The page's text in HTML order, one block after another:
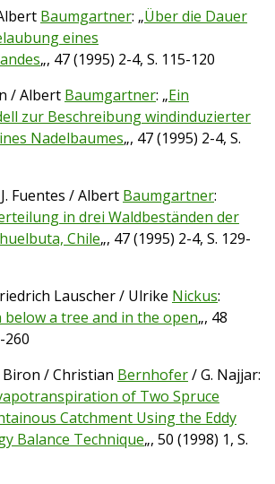
Baumgartner: „Über die Dauer
eines
„, 47 (1995) 2-4, S. 115-120
/ Albert Baumgartner: „Ein
zur Beschreibung windinduzierter
Nadelbaumes„, 47 (1995) 2-4, S.
Fuentes / Albert Baumgartner:
in drei Waldbeständen der
Chile„, 47 (1995) 2-4, S. 129-
Lauscher / Ulrike Nickus:
a tree and in the open„, 48
260
Biron / Christian Bernhofer/ G. Najjar:
of Two Spruce
Catchment Using the Eddy
Balance Technique„, 50 (1998) 1, S.